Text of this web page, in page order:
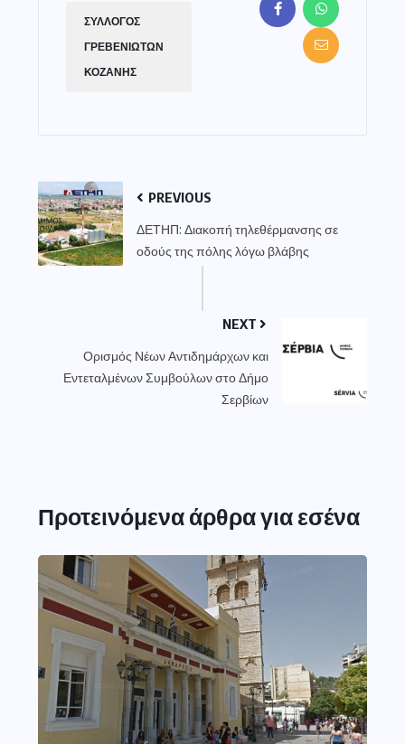
ΣΥΛΛΟΓΟΣ
ΓΡΕΒΕΝΙΩΤΩΝ
ΚΟΖΑΝΗΣ
PREVIOUS
ΔΕΤΗΠ: Διακοπή τηλεθέρμανσης σε
οδούς της πόλης λόγω βλάβης
NEXT
Ορισμός Νέων Αντιδημάρχων και
Εντεταλμένων Συμβούλων στο Δήμο
Σερβίων
Προτεινόμενα άρθρα για εσένα